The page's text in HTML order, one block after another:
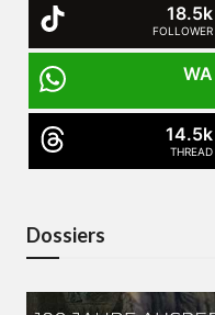
18.5k
FOLLOWER
WA
14.5k
THREAD
Dossiers